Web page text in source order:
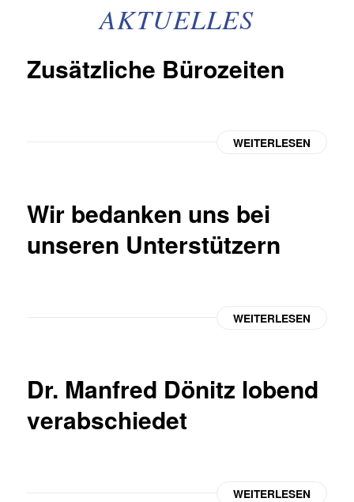
AKTUELLES
Zusätzliche Bürozeiten
WEITERLESEN
Wir bedanken uns bei
unseren Unterstützern
WEITERLESEN
Dr. Manfred Dönitz lobend
verabschiedet
WEITERLESEN